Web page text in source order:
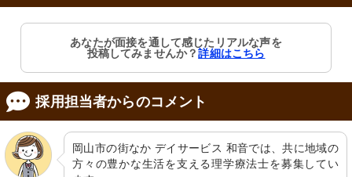
あなたが面接を通して感じたリアルな声を
投稿してみませんか？詳細はこちら
採用担当者からのコメント
岡山市の街なか デイサービス 和音では、共に地域の
方々の豊かな生活を支える理学療法士を募集してい